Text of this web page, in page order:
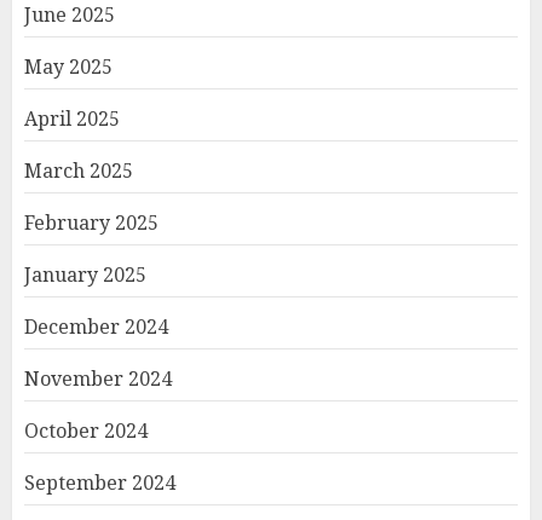
June 2025
May 2025
April 2025
March 2025
February 2025
January 2025
December 2024
November 2024
October 2024
September 2024